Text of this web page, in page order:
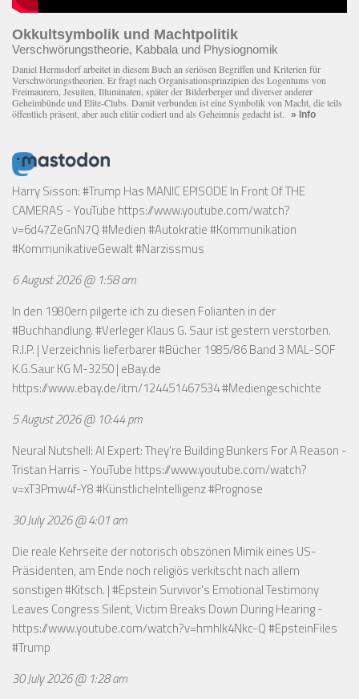
Okkultsymbolik und Machtpolitik
Verschwörungstheorie, Kabbala und Physiognomik
Daniel Hermsdorf arbeitet in diesem Buch an seriösen Begriffen und Kriterien für
Verschwörungstheorien. Er fragt nach Organisationsprinzipien des Logentums von
Freimaurern, Jesuiten, Illuminaten, später der Bilderberger und diverser anderer
Geheimbünde und Elite-Clubs. Damit verbunden ist eine Symbolik von Macht, die teils
öffentlich präsent, aber auch elitär codiert und als Geheimnis gedacht ist. » Info
Harry Sisson: #Trump Has MANIC EPISODE In Front Of THE
CAMERAS - YouTube https://www.youtube.com/watch?
v=6d47ZeGnN7Q#Medien #Autokratie #Kommunikation
#KommunikativeGewalt #Narzissmus
6 August 2026 @ 1:58 am
In den 1980ern pilgerte ich zu diesen Folianten in der
#Buchhandlung. #Verleger Klaus G. Saur ist gestern verstorben.
R.I.P. | Verzeichnis lieferbarer #Bücher 1985/86 Band 3 MAL-SOF
K.G.Saur KG M-3250 | eBay.de
https://www.ebay.de/itm/124451467534#Mediengeschichte
5 August 2026 @ 10:44 pm
Neural Nutshell: AI Expert: They're Building Bunkers For A Reason -
Tristan Harris - YouTube https://www.youtube.com/watch?
v=xT3Pmw4f-Y8#KünstlicheIntelligenz #Prognose
30 July 2026 @ 4:01 am
Die reale Kehrseite der notorisch obszönen Mimik eines US-
Präsidenten, am Ende noch religiös verkitscht nach allem
sonstigen #Kitsch. | #Epstein Survivor's Emotional Testimony
Leaves Congress Silent, Victim Breaks Down During Hearing -
https://www.youtube.com/watch?v=hmhlk4Nkc-Q#EpsteinFiles
#Trump
30 July 2026 @ 1:28 am